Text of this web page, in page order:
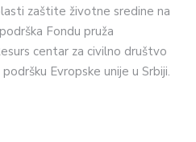
zaštite životne sredine na
Fondu pruža
centar za civilno društvo
Evropske unije u Srbiji.